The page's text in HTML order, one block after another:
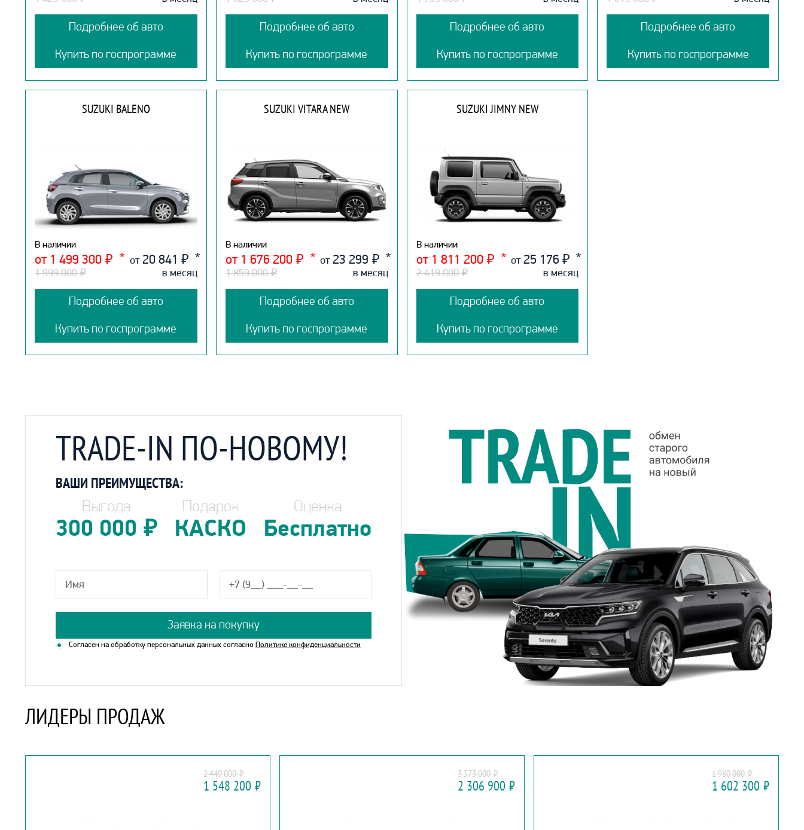
Подробнее об авто
Купить по госпрограмме
Подробнее об авто
Купить по госпрограмме
Подробнее об авто
Купить по госпрограмме
Подробнее об авто
Купить по госпрограмме
SUZUKI BALENO
В наличии
от 1 499 300 ₽
1 999 000₽
от 20 841 ₽
в месяц
Подробнее об авто
Купить по госпрограмме
SUZUKI VITARA NEW
В наличии
от 1 676 200 ₽
1 859 000₽
от 23 299 ₽
в месяц
Подробнее об авто
Купить по госпрограмме
SUZUKI JIMNY NEW
В наличии
от 1 811 200 ₽
2 419 000₽
от 25 176 ₽
в месяц
Подробнее об авто
Купить по госпрограмме
TRADE-IN ПО-НОВОМУ!
ВАШИ ПРЕИМУЩЕСТВА:
Выгода
300 000 ₽
Подарок
КАСКО
Оценка
Бесплатно
Заявка на покупку
Согласен на обработку персональных данных согласно Политике конфиденциальности
ЛИДЕРЫ ПРОДАЖ
2 449 000₽
1 548 200 ₽
3 573 000₽
2 306 900 ₽
1 980 000₽
1 602 300 ₽